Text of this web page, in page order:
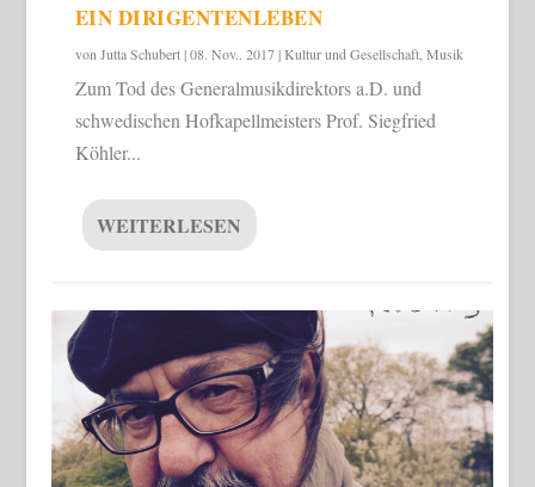
EIN DIRIGENTENLEBEN
von Jutta Schubert|08. Nov.. 2017|Kultur und Gesellschaft, Musik
Zum Tod des Generalmusikdirektors a.D. und
schwedischen Hofkapellmeisters Prof. Siegfried
Köhler...
WEITERLESEN